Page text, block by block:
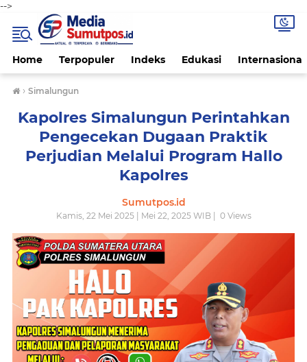
-->
Home Terpopuler Indeks Edukasi Internasional
› Simalungun
Kapolres Simalungun Perintahkan
Pengecekan Dugaan Praktik
Perjudian Melalui Program Hallo
Kapolres
Sumutpos.id
Kamis, 22 Mei 2025 | Mei 22, 2025 WIB | 0Views